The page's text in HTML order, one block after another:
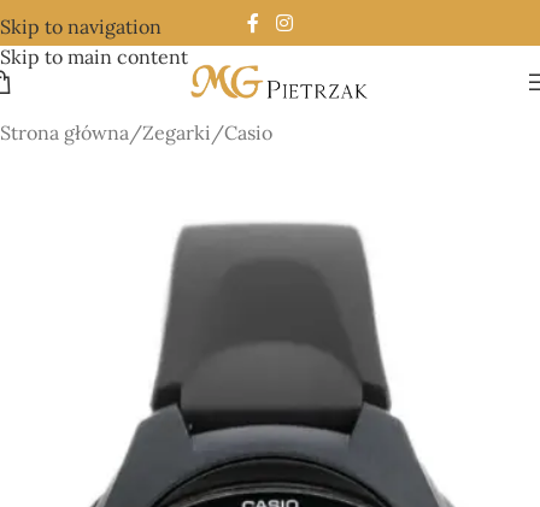
Skip to navigation
Skip to main content
Strona główna/Zegarki /Casio